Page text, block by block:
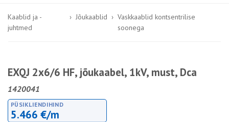
Kaablid ja -
juhtmed
Jõukaablid
Vaskkaablid kontsentrilise
soonega
EXQJ 2x6/6 HF, jõukaabel, 1kV, must, Dca
1420041
PÜSIKLIENDIHIND
5.466 €/m